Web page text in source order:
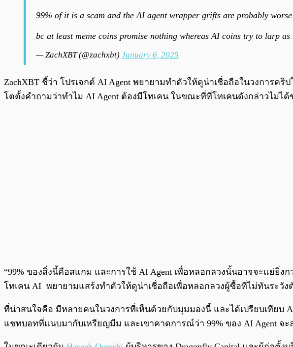
99% of it is a scam and the AI agent wrapper grifts are probably
bc at least meme coins promise nothing whereas AI coins try to larp
— ZachXBT (@zachxbt) January 6, 2025
ZachXBT ชี้ว่า โปรเจกต์ AI Agent พยายามทำตัวให้ดูน่าเชื่อถือในวงการค
โตตั้งคำถามว่าทำไม AI Agent ต้องมีโทเคน ในขณะที่ที่โทเคนดังกล่าวไม่ไ
“99% ของสิ่งนี้คือสแกม และการใช้ AI Agent เพื่อหลอกลวงนั้นอาจจะแย่
โทเคน AI พยายามแสร้งทำตัวให้ดูน่าเชื่อถือเพื่อหลอกลวงผู้ซื้อที่ไม่ทันระวังตั
ที่น่าสนใจคือ มีหลายคนในวงการที่เห็นด้วยกับมุมมองนี้ และได้เปรียบเทียบ
แชทบอทที่แนบมากับเหรียญมีม และเขาคาดการณ์ว่า 99% ของ AI Agent จะ